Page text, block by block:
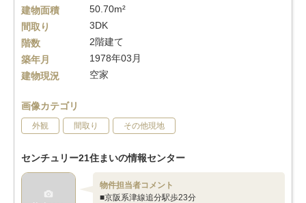
建物面積
50.70m²
間取り
3DK
階数
2階建て
築年月
1978年03月
建物現況
空家
画像カテゴリ
外観 間取り その他現地
センチュリー21住まいの情報センター
物件担当者コメント
■京阪系津線追分駅歩23分